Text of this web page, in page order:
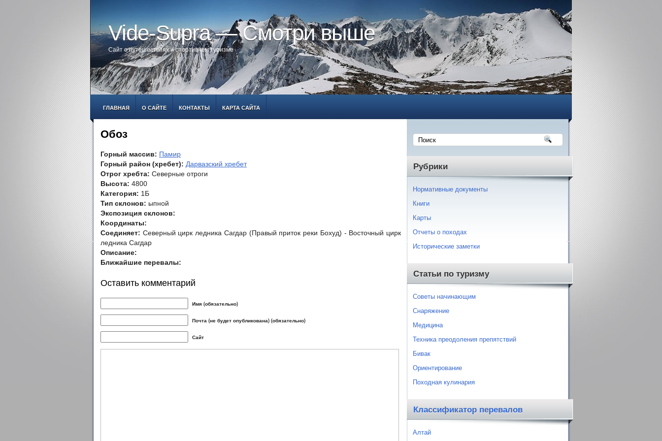
Vide-Supra — Смотри выше
Сайт о путешествиях и спортивном туризме
ГЛАВНАЯ О САЙТЕ КОНТАКТЫ КАРТА САЙТА
Обоз
Горный массив: Памир
Горный район (хребет): Дарвазский хребет
Отрог хребта: Северные отроги
Высота: 4800
Категория: 1Б
Тип склонов: ыпной
Экспозиция склонов:
Координаты:
Соединяет: Северный цирк ледника Сагдар (Правый приток реки Бохуд) - Восточный цирк
ледника Сагдар
Описание:
Ближайшие перевалы:
Оставить комментарий
Имя (обязательно)
Почта (не будет опубликована) (обязательно)
Сайт
Рубрики
Нормативные документы
Книги
Карты
Отчеты о походах
Исторические заметки
Статьи по туризму
Советы начинающим
Снаряжение
Медицина
Техника преодоления препятствий
Бивак
Ориентирование
Походная кулинария
Классификатор перевалов
Алтай